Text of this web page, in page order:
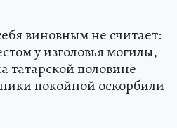
виновным не считает:
у изголовья могилы,
татарской половине
покойной оскорбили